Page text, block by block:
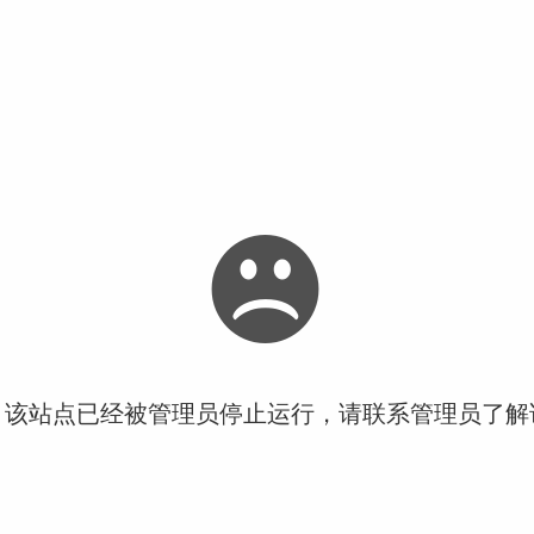
站点已经被管理员停止运行，请联系管理员了